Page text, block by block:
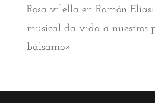
Rosa vilella en Ramón
musical da vida a nuestros
bálsamo»